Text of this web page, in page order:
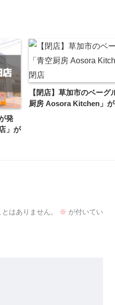
発
」が
【閉店】草加市のベーグ
厨房 Aosora Kitchen」
はありません。 ※ が付いてい